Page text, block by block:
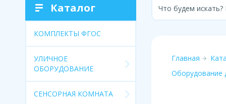
Каталог
КОМПЛЕКТЫ ФГОС
УЛИЧНОЕ
ОБОРУДОВАНИЕ
СЕНСОРНАЯ КОМНАТА
Что будем
Главная
Оборудование